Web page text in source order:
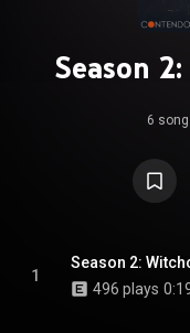
Season
6
1
Season 2:
496 plays